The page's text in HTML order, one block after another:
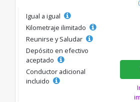
Igual a igual
Kilometraje ilimitado
Reunirse y Saludar
Depósito en efectivo
aceptado
Conductor adicional
incluido